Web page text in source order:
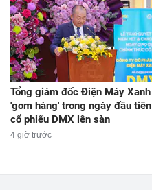
Tổng giám đốc Điện Máy Xanh
'gom hàng' trong ngày đầu tiên
cổ phiếu DMX lên sàn
4 giờ trước